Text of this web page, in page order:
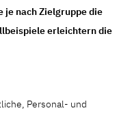
je nach Zielgruppe die
erleichtern die
Personal- und